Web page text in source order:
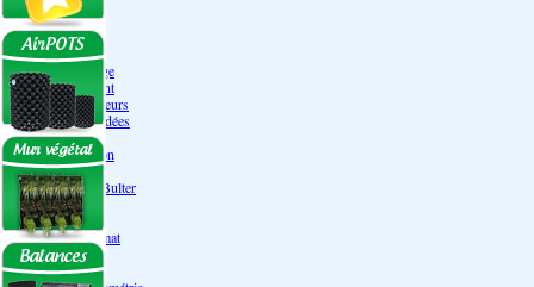
Boosters
Engrais Pack
Enzymes
Solutions de rinçage
Promotion Discount
Accessoires et doseurs
Engrais pour orchidées
Correcteurs PH
Extraction/Intraction
Ventilation
Ioniseur d'air -AirBulter
Filtre anti-odeur
Diffusion CO²
Contrôleurs de climat
Silencieux
Gaines